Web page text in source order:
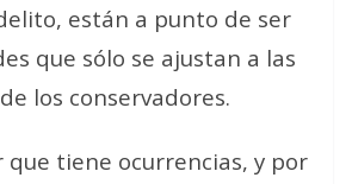
están a punto de ser
que sólo se ajustan a las
los conservadores.
que tiene ocurrencias, y por